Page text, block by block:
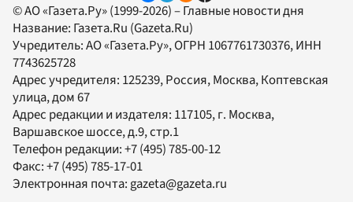
© АО «Газета.Ру» (1999-2026) – Главные новости дня
Название: Газета.Ru (Gazeta.Ru)
Учредитель:АО «Газета.Ру», ОГРН 1067761730376, ИНН
7743625728
Адрес учредителя: 125239, Россия, Москва, Коптевская
улица, дом 67
Адрес редакции и издателя: 117105, г. Москва,
Варшавское шоссе, д.9, стр.1
Телефон редакции:+7 (495) 785-00-12
Факс:+7 (495) 785-17-01
Электронная почта: gazeta@gazeta.ru